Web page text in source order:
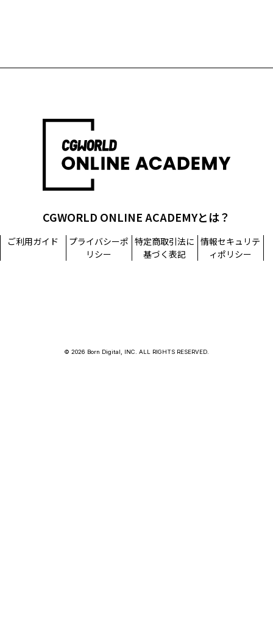
CGWORLD ONLINE ACADEMYとは？
ご利用ガイド
プライバシーポ
リシー
特定商取引法に
基づく表記
情報セキュリテ
ィポリシー
© 2026 Born Digital, INC. ALL RIGHTS RESERVED.